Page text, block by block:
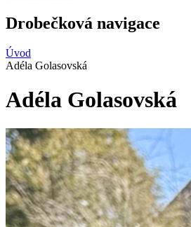
Drobečková navigace
Úvod
Adéla Golasovská
Adéla Golasovská